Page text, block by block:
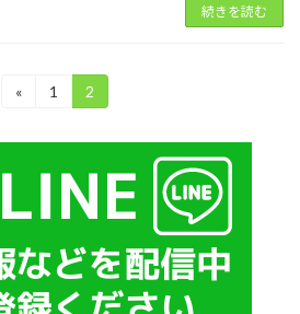
続きを読む
«
固
ジ
1
固
定
ジ
2